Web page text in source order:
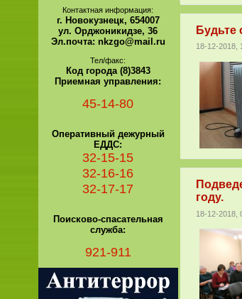
Будьте
18-12-2018,
году.
18-12-2018,
Контактная информация:
г. Новокузнецк, 654007
ул. Орджоникидзе, 36
Эл.почта: nkzgo@mail.ru
Тел/факс:
Код города (8)3843
Приемная управления:
45-14-80
Оперативный дежурный
ЕДДС:
32-15-15
32-16-16
32-17-17
Поисково-спасательная
служба:
921-911